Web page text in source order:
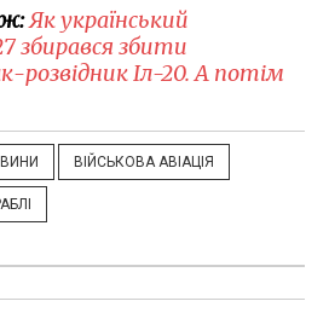
Як український
збирався збити
розвідник Іл-20. А потім
ВІЙСЬКОВА АВІАЦІЯ